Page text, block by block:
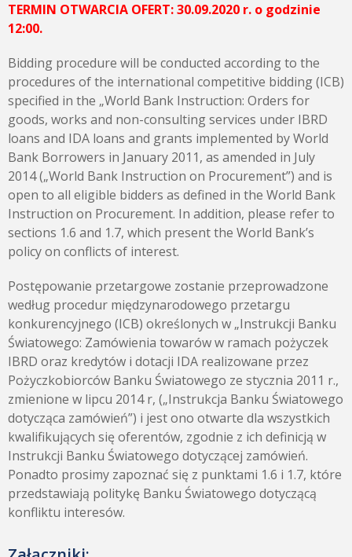
TERMIN OTWARCIA OFERT: 30.09.2020 r. o godzinie
12:00.
Bidding procedure will be conducted according to the
procedures of the international competitive bidding (ICB)
specified in the „World Bank Instruction: Orders for
goods, works and non-consulting services under IBRD
loans and IDA loans and grants implemented by World
Bank Borrowers in January 2011, as amended in July
2014 („World Bank Instruction on Procurement”) and is
open to all eligible bidders as defined in the World Bank
Instruction on Procurement. In addition, please refer to
sections 1.6 and 1.7, which present the World Bank’s
policy on conflicts of interest.
Postępowanie przetargowe zostanie przeprowadzone
według procedur międzynarodowego przetargu
konkurencyjnego (ICB) określonych w „Instrukcji Banku
Światowego: Zamówienia towarów w ramach pożyczek
IBRD oraz kredytów i dotacji IDA realizowane przez
Pożyczkobiorców Banku Światowego ze stycznia 2011 r.,
zmienione w lipcu 2014 r, („Instrukcja Banku Światowego
dotycząca zamówień”) i jest ono otwarte dla wszystkich
kwalifikujących się oferentów, zgodnie z ich definicją w
Instrukcji Banku Światowego dotyczącej zamówień.
Ponadto prosimy zapoznać się z punktami 1.6 i 1.7, które
przedstawiają politykę Banku Światowego dotyczącą
konfliktu interesów.